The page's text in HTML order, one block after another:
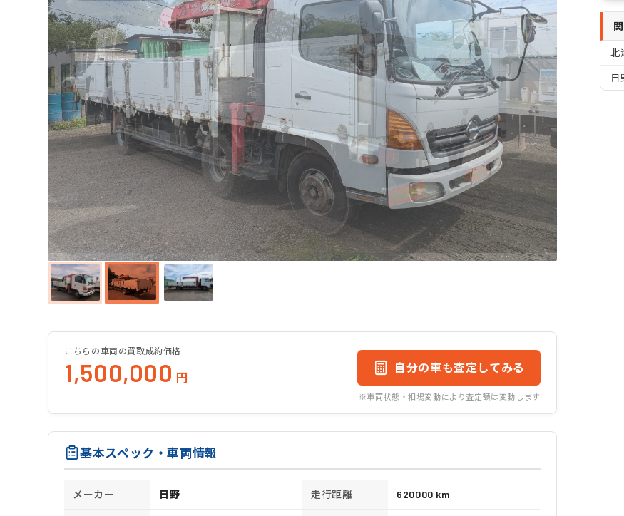
こちらの車両の買取成約価格
1,500,000 円
自分の車も査定してみる
※車両状態・相場変動により査定額は変動します
基本スペック・車両情報
メーカー 日野 走行距離 620000 km
北
日